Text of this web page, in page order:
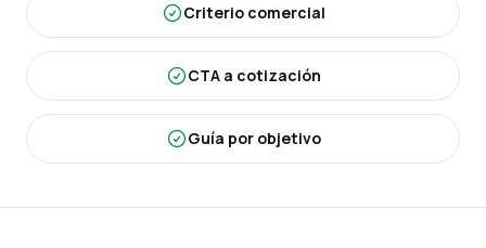
Criterio comercial
CTA a cotización
Guía por objetivo